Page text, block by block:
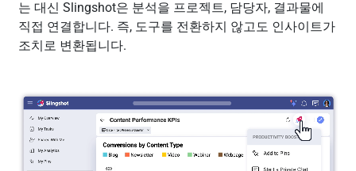
는 대신 Slingshot은 분석을 프로젝트, 담당자, 결과물에
직접 연결합니다. 즉, 도구를 전환하지 않고도 인사이트가
조치로 변환됩니다.